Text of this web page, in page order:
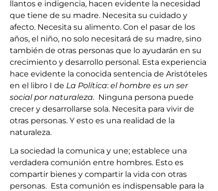
llantos e indigencia, hacen evidente la necesidad
que tiene de su madre. Necesita su cuidado y
afecto. Necesita su alimento. Con el pasar de los
años, el niño, no solo necesitará de su madre, sino
también de otras personas que lo ayudarán en su
crecimiento y desarrollo personal. Esta experiencia
hace evidente la conocida sentencia de Aristóteles
en el libro I de La Política: el hombre es un ser
social por naturaleza. Ninguna persona puede
crecer y desarrollarse sola. Necesita para vivir de
otras personas. Y esto es una realidad de la
naturaleza.
La sociedad la comunica y une; establece una
verdadera comunión entre hombres. Esto es
compartir bienes y compartir la vida con otras
personas. Esta comunión es indispensable para la